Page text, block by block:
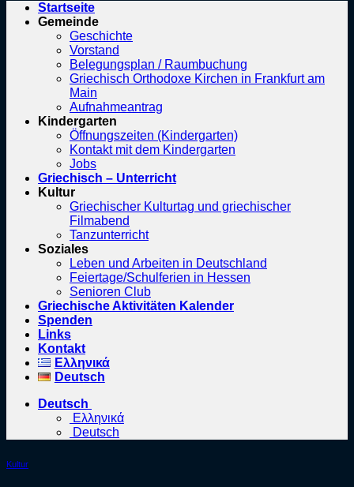
Startseite
Gemeinde
Geschichte
Vorstand
Belegungsplan / Raumbuchung
Griechisch Orthodoxe Kirchen in Frankfurt am
Main
Aufnahmeantrag
Kindergarten
Öffnungszeiten (Kindergarten)
Kontakt mit dem Kindergarten
Jobs
Griechisch – Unterricht
Kultur
Griechischer Kulturtag und griechischer
Filmabend
Tanzunterricht
Soziales
Leben und Arbeiten in Deutschland
Feiertage/Schulferien in Hessen
Senioren Club
Griechische Aktivitäten Kalender
Spenden
Links
Kontakt
Ελληνικά
Deutsch
Deutsch
Ελληνικά
Deutsch
Kultur